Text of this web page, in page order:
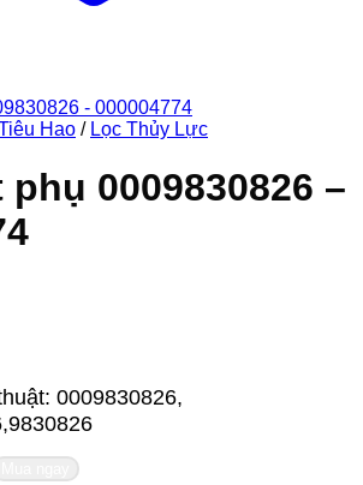
Hao / Lọc Thủy Lực
0009830826 –
0009830826,